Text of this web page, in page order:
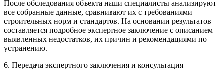
После обследования объекта наши специалисты анализируют
все собранные данные, сравнивают их с требованиями
строительных норм и стандартов. На основании результатов
составляется подробное экспертное заключение с описанием
выявленных недостатков, их причин и рекомендациями по
устранению.
6. Передача экспертного заключения и консультация